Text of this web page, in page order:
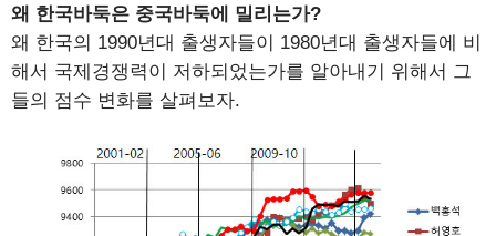
왜 한국바둑은 중국바둑에 밀리는가?
왜 한국의 1990년대 출생자들이 1980년대 출생자들에 비
해서 국제경쟁력이 저하되었는가를 알아내기 위해서 그
들의 점수 변화를 살펴보자.